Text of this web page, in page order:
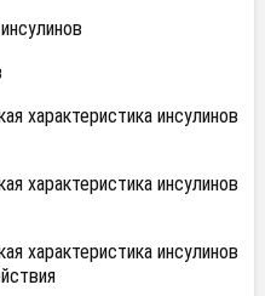
характеристика инсулинов
характеристика инсулинов
характеристика инсулинов